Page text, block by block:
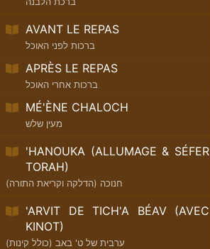
AVANT LE REPAS
ברכות לפני האוכל
APRÈS LE REPAS
ברכות אחרי האוכל
MÉ'ÈNE CHALOCH
מעין שלש
'HANOUKA (ALLUMAGE & SÉFER
TORAH)
חנוכה (הדלקה וקריאת התורה)
'ARVIT DE TICH'A BÉAV (AVEC
KINOT)
ערבית של ט' באב (כולל קינות)